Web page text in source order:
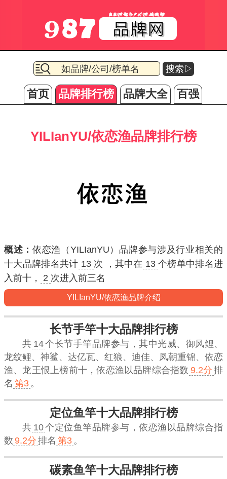
搜索▷
首页 品牌排行榜 品牌大全 百强
YILIanYU/依恋渔品牌排行榜
概述：依恋渔（YILIanYU）品牌参与涉及行业相关的
十大品牌排名共计 13 次 ，其中在 13 个榜单中排名进
入前十 ， 2 次进入前三名
YILIanYU/依恋渔品牌介绍
长节手竿十大品牌排行榜
共 14个长节手竿品牌参与，其中光威、御风鲤、
龙纹鲤、神鲨、达亿瓦、红狼、迪佳、凤朝重锦、依恋
渔、龙王恨上榜前十，依恋渔 以品牌综合指数 9.2分 排
名 第3 。
定位鱼竿十大品牌排行榜
共 10个定位鱼竿品牌参与， 依恋渔 以品牌综合指
数 9.2分 排名 第3 。
碳素鱼竿十大品牌排行榜